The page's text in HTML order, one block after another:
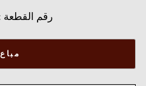
22042 : رقم القطعة
مباع